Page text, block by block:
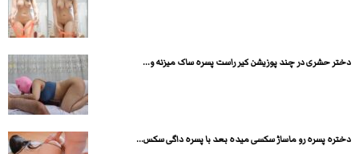
دختر حشری در چند پوزیشن کیر راست پسره ساک میزنه و...
دختره پسره رو ماساژ سکسی میده بعد با پسره داگی سکس...